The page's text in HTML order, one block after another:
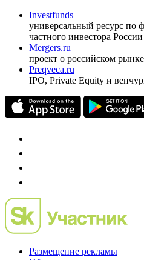
Investfunds
универсальный ресурс по
частного инвестора России
Mergers.ru
проект о российском
Preqveca.ru
IPO, Private Equity и
Размещение рекламы